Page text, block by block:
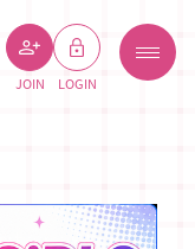
JOIN LOGIN